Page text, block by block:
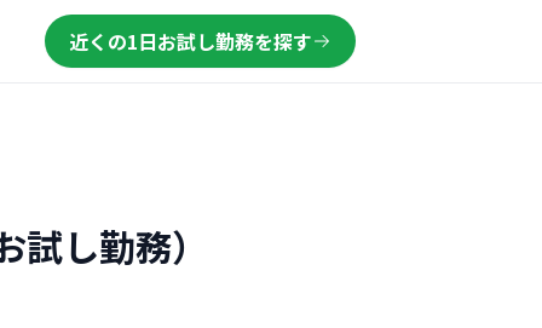
近くの1日お試し勤務を探す
し勤務）